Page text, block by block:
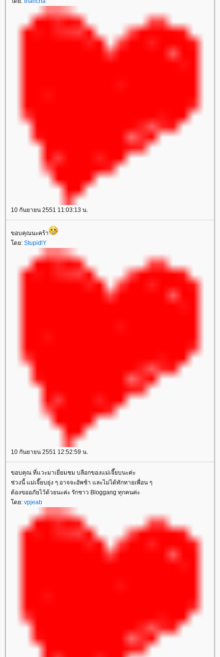
10 กันยายน 2551 11:03:13 น.
ขอบคุณนะคร้า
ดย: StupidlY
10 กันยายน 2551 12:52:59 น.
ขอบคุณ ที่แวะมาเยี่ยมชม บลีอกของแม่เจี๊ยบนะค่ะ
ช่วงนี้ แม่เจี๊ยบยุ่ง ๆ อาจจะอัพช้า และไม่ได้ทักทายเพื่อน ๆ
ต้องขออภัยไว้ด้วยนะค่ะ รักชาว Bloggang ทุกคนค่ะ
ดย: vpjeab